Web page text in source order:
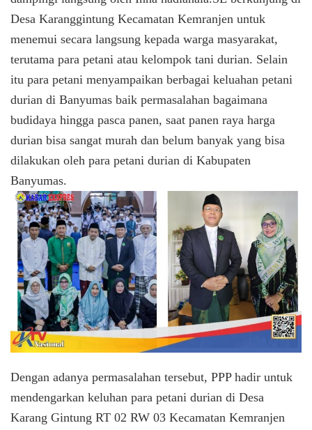
Desa Karanggintung Kecamatan Kemranjen untuk
menemui secara langsung kepada warga masyarakat,
terutama para petani atau kelompok tani durian. Selain
itu para petani menyampaikan berbagai keluahan petani
durian di Banyumas baik permasalahan bagaimana
budidaya hingga pasca panen, saat panen raya harga
durian bisa sangat murah dan belum banyak yang bisa
dilakukan oleh para petani durian di Kabupaten
Banyumas.
Dengan adanya permasalahan tersebut, PPP hadir untuk
mendengarkan keluhan para petani durian di Desa
Karang Gintung RT 02 RW 03 Kecamatan Kemranjen